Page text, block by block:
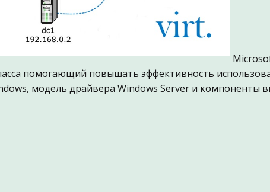
помогающий повышать эффективность
модель драйвера Windows Server и компоненты